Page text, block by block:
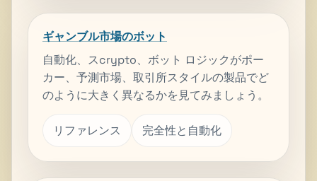
ギャンブル市場のボット
自動化、スcrypto、ボット ロジックがポー
カー、予測市場、取引所スタイルの製品でど
のように大きく異なるかを見てみましょう。
リファレンス 完全性と自動化